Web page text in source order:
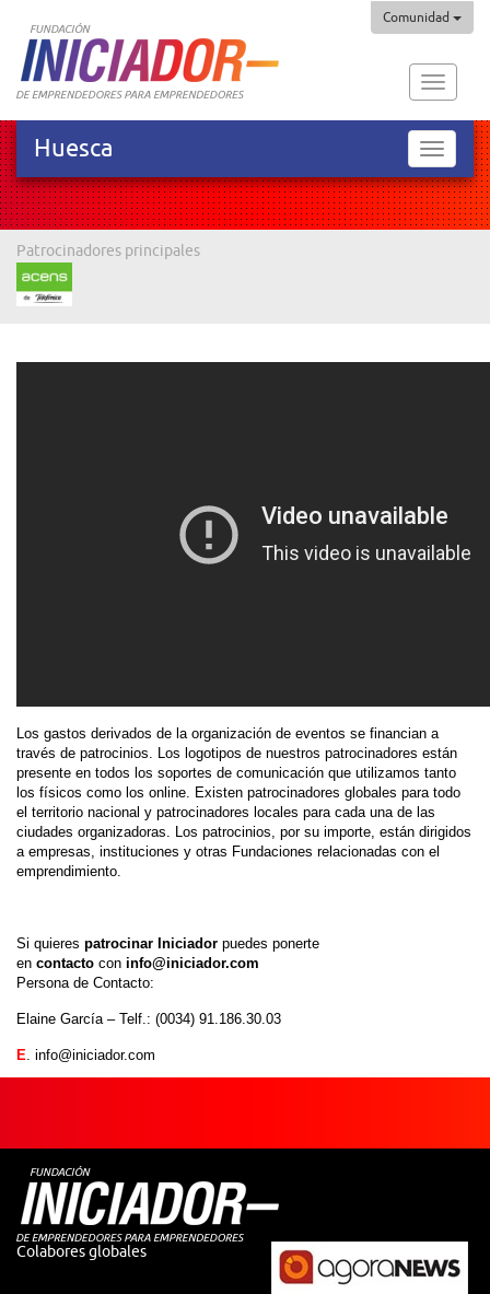
Comunidad
Huesca
Huesca
Patrocinadores principales
Los gastos derivados de la organización de eventos se financian a
través de patrocinios. Los logotipos de nuestros patrocinadores están
presente en todos los soportes de comunicación que utilizamos tanto
los físicos como los online. Existen patrocinadores globales para todo
el territorio nacional y patrocinadores locales para cada una de las
ciudades organizadoras. Los patrocinios, por su importe, están dirigidos
a empresas, instituciones y otras Fundaciones relacionadas con el
emprendimiento.
Si quieres patrocinar Iniciador puedes ponerte
en contacto con info@iniciador.com
Persona de Contacto:
Elaine García – Telf.: (0034) 91.186.30.03
E. info@iniciador.com
Colabores globales